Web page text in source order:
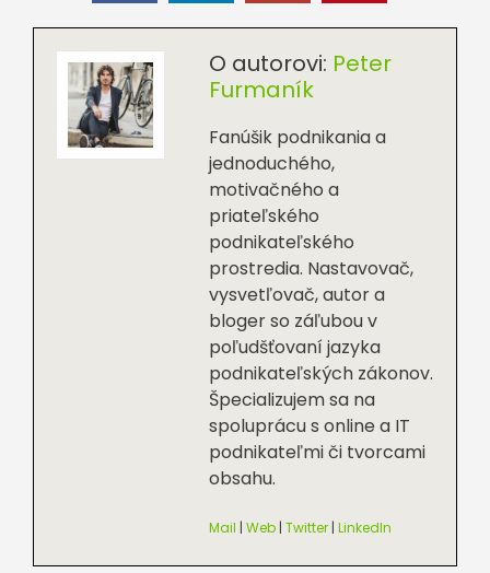
O autorovi: Peter
Furmaník
Fanúšik podnikania a
jednoduchého,
motivačného a
priateľského
podnikateľského
prostredia. Nastavovač,
vysvetľovač, autor a
bloger so záľubou v
poľudšťovaní jazyka
podnikateľských zákonov.
Špecializujem sa na
spoluprácu s online a IT
podnikateľmi či tvorcami
obsahu.
Mail | Web | Twitter | LinkedIn